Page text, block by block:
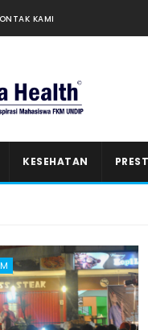
KAMI
KESEHATAN